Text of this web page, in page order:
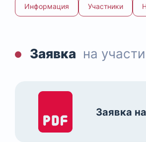
Информация Участники
Заявка на
Заявка